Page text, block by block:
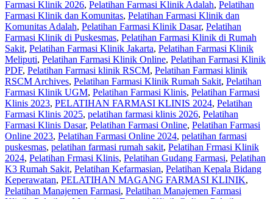
Farmasi Klinik 2026, Pelatihan Farmasi Klinik Adalah, Pelatihan
Farmasi Klinik dan Komunitas, Pelatihan Farmasi Klinik dan
Komunitas Adalah, Pelatihan Farmasi Klinik Dasar, Pelatihan
Farmasi Klinik di Puskesmas, Pelatihan Farmasi Klinik di Rumah
Sakit, Pelatihan Farmasi Klinik Jakarta, Pelatihan Farmasi Klinik
Meliputi, Pelatihan Farmasi Klinik Online, Pelatihan Farmasi Klinik
PDF, Pelatihan Farmasi klinik RSCM, Pelatihan Farmasi klinik
RSCM Archives, Pelatihan Farmasi Klinik Rumah Sakit, Pelatihan
Farmasi Klinik UGM, Pelatihan Farmasi Klinis, Pelatihan Farmasi
Klinis 2023, PELATIHAN FARMASI KLINIS 2024, Pelatihan
Farmasi Klinis 2025, pelatihan farmasi klinis 2026, Pelatihan
Farmasi Klinis Dasar, Pelatihan Farmasi Online, Pelatihan Farmasi
Online 2023, Pelatihan Farmasi Online 2024, pelatihan farmasi
puskesmas, pelatihan farmasi rumah sakit, Pelatihan Frmasi Klinik
2024, Pelatihan Frmasi Klinis, Pelatihan Gudang Farmasi, Pelatihan
K3 Rumah Sakit, Pelatihan Kefarmasian, Pelatihan Kepala Bidang
Keperawatan, PELATIHAN MAGANG FARMASI KLINIK,
Pelatihan Manajemen Farmasi, Pelatihan Manajemen Farmasi